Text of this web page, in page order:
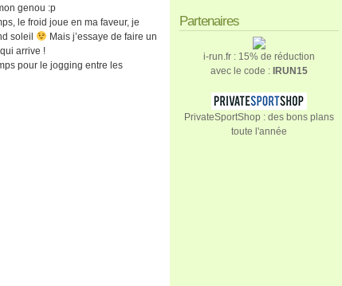
genou :p
le froid joue en ma faveur, je
soleil
Mais j’essaye de faire un
arrive !
pour le jogging entre les
Partenaires
i-run.fr : 15% de réduction
avec le code : IRUN15
PrivateSportShop : des bons plans
toute l'année